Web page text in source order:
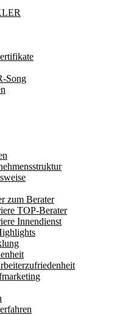
Song
zum Berater
TOP-Berater
Innendienst